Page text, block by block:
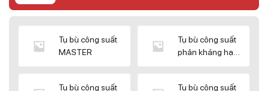
Tụ bù công suất
MASTER
Tụ bù công suất
phản kháng hạ
Tụ bù công suất
Tụ bù công suất